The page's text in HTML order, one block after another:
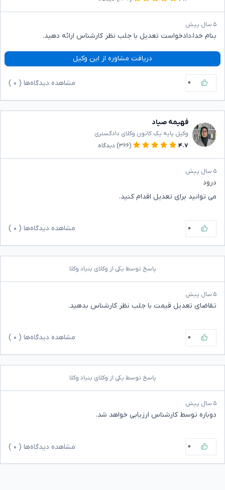
۵ سال پیش
بنام خدا،دادخواست تعدیل با جلب نظر کارشناس ارائه دهید.
دریافت مشاوره از این وکیل
۰ مشاهده دیدگاه‌ها ( ۰
فهیمه صیاد
وکیل پایه یک کانون وکلای دادگستری
۴.۷
(۳۶۶) دیدگاه
۵ سال پیش
درود
می توانید برای تعدیل اقدام کنید.
۰ مشاهده دیدگاه‌ها ( ۰
پاسخ توسط یکی از وکلای بنیاد وکلا
۵ سال پیش
تقاضای تعدیل قیمت با جلب نظر کارشناس بدهید.
۰ مشاهده دیدگاه‌ها ( ۰
پاسخ توسط یکی از وکلای بنیاد وکلا
۵ سال پیش
دوباره توسط کارشناس ارزیابی خواهد شد.
۰ مشاهده دیدگاه‌ها ( ۰